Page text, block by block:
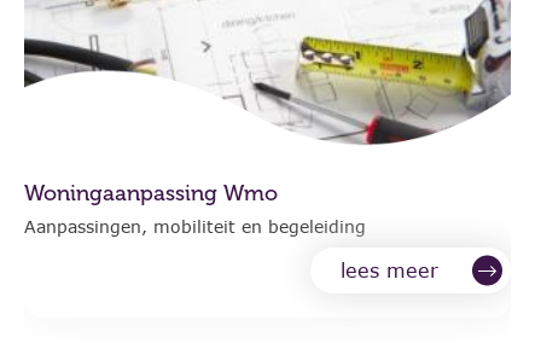
Woningaanpassing Wmo
Aanpassingen, mobiliteit en begeleiding
lees meer